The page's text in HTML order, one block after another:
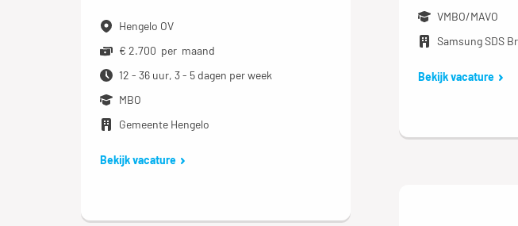
VMBO/MAVO
Samsung SDS
Bekijk vacature
Hengelo OV
€ 2.700 per maand
12 - 36 uur, 3 - 5 dagen per week
MBO
Gemeente Hengelo
Bekijk vacature